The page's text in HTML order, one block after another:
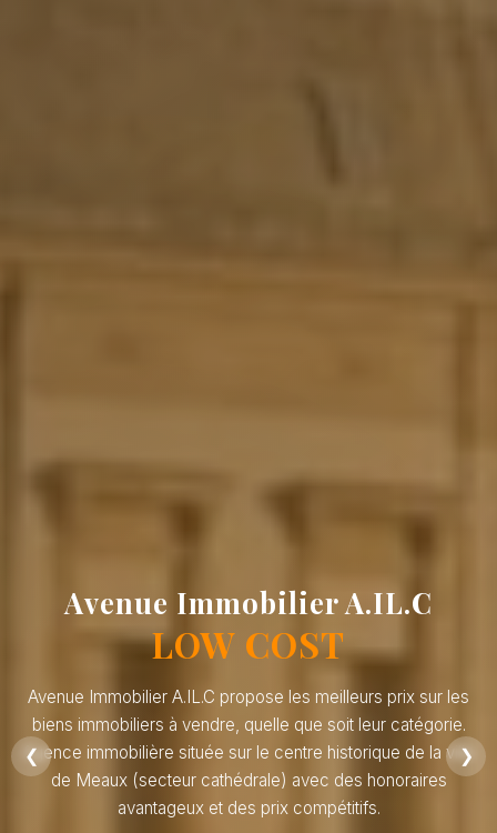
❮ ❯
Avenue Immobilier A.IL.C
LOW COST
Avenue Immobilier A.IL.C propose les meilleurs prix sur les
biens immobiliers à vendre, quelle que soit leur catégorie.
Agence immobilière située sur le centre historique de la ville
de Meaux (secteur cathédrale) avec des honoraires
avantageux et des prix compétitifs.